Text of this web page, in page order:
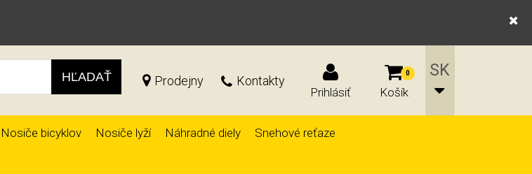
HĽADAŤ Prodejny Kontakty
Prihlásiť
0
Košík
Nosiče bicyklov Nosiče lyží Náhradné diely Snehové reťaze